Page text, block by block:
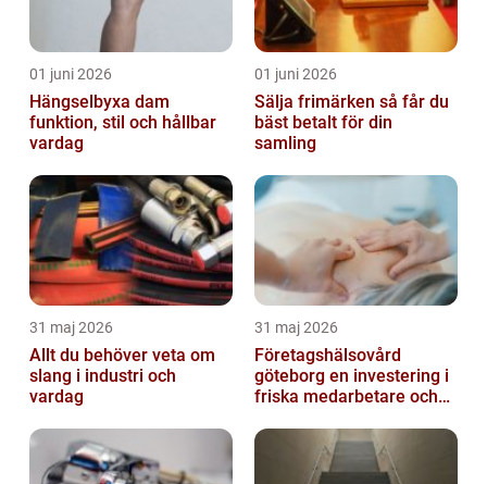
01 juni 2026
Hängselbyxa dam
funktion, stil och hållbar
vardag
01 juni 2026
Sälja frimärken så får du
bäst betalt för din
samling
31 maj 2026
Allt du behöver veta om
slang i industri och
vardag
31 maj 2026
Företagshälsovård
göteborg en investering i
friska medarbetare och